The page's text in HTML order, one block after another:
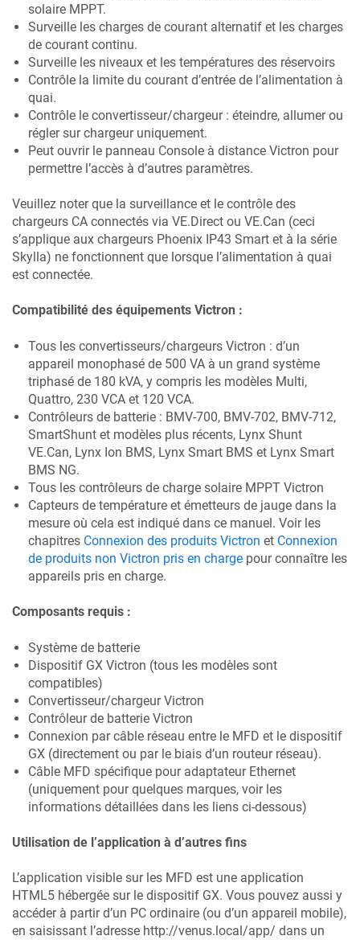
solaire MPPT.
Surveille les charges de courant alternatif et les charges
de courant continu.
Surveille les niveaux et les températures des réservoirs
Contrôle la limite du courant d’entrée de l’alimentation à
quai.
Contrôle le convertisseur/chargeur : éteindre, allumer ou
régler sur chargeur uniquement.
Peut ouvrir le panneau Console à distance Victron pour
permettre l’accès à d’autres paramètres.
Veuillez noter que la surveillance et le contrôle des
chargeurs CA connectés via VE.Direct ou VE.Can (ceci
s’applique aux chargeurs Phoenix IP43 Smart et à la série
Skylla) ne fonctionnent que lorsque l’alimentation à quai
est connectée.
Compatibilité des équipements Victron :
Tous les convertisseurs/chargeurs Victron : d’un
appareil monophasé de 500 VA à un grand système
triphasé de 180 kVA, y compris les modèles Multi,
Quattro, 230 VCA et 120 VCA.
Contrôleurs de batterie : BMV-700, BMV-702, BMV-712,
SmartShunt et modèles plus récents, Lynx Shunt
VE.Can, Lynx Ion BMS, Lynx Smart BMS et Lynx Smart
BMS NG.
Tous les contrôleurs de charge solaire MPPT Victron
Capteurs de température et émetteurs de jauge dans la
mesure où cela est indiqué dans ce manuel. Voir les
chapitres Connexion des produits Victron et Connexion
de produits non Victron pris en charge pour connaître les
appareils pris en charge.
Composants requis :
Système de batterie
Dispositif GX Victron (tous les modèles sont
compatibles)
Convertisseur/chargeur Victron
Contrôleur de batterie Victron
Connexion par câble réseau entre le MFD et le dispositif
GX (directement ou par le biais d’un routeur réseau).
Câble MFD spécifique pour adaptateur Ethernet
(uniquement pour quelques marques, voir les
informations détaillées dans les liens ci-dessous)
Utilisation de l’application à d’autres fins
L’application visible sur les MFD est une application
HTML5 hébergée sur le dispositif GX. Vous pouvez aussi y
accéder à partir d’un PC ordinaire (ou d’un appareil mobile),
en saisissant l’adresse http://venus.local/app/ dans un